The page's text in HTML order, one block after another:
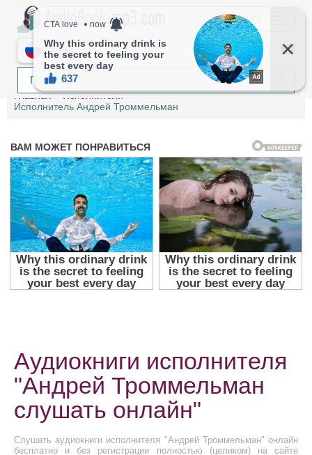
МЕНЮ
RU
Главная
Исполнители
Исполнитель Андрей Троммельман
Аудиокниги исполнителя
"Андрей Троммельман
слушать онлайн"
Слушать аудиокниги исполнителя "Андрей Троммельман" онлайн
бесплатно и без регистрации полностью (целиком) на сайте